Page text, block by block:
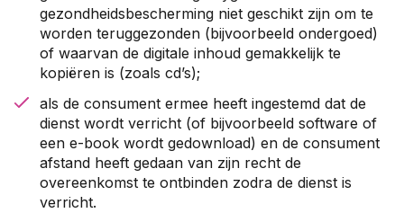
gezondheidsbescherming niet geschikt zijn om te
worden teruggezonden (bijvoorbeeld ondergoed)
of waarvan de digitale inhoud gemakkelijk te
kopiëren is (zoals cd’s);
als de consument ermee heeft ingestemd dat de
dienst wordt verricht (of bijvoorbeeld software of
een e-book wordt gedownload) en de consument
afstand heeft gedaan van zijn recht de
overeenkomst te ontbinden zodra de dienst is
verricht.